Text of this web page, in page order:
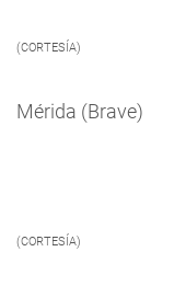
(CORTESÍA)
Mérida (Brave)
(CORTESÍA)